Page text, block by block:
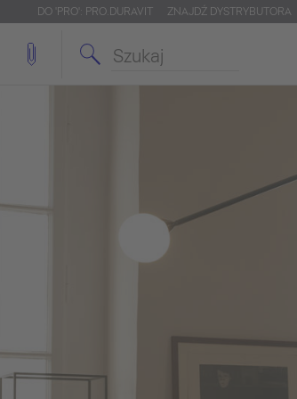
DO 'PRO': PRO.DURAVIT ZNAJDŹ DYSTRYBUTORA